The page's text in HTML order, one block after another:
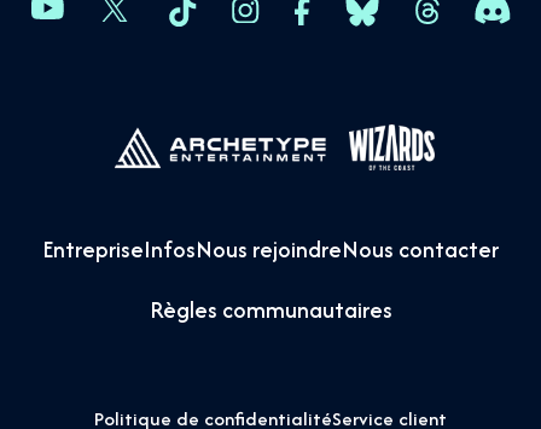
EntrepriseInfosNous rejoindreNous contacter
Règles communautaires
Politique de confidentialitéService client